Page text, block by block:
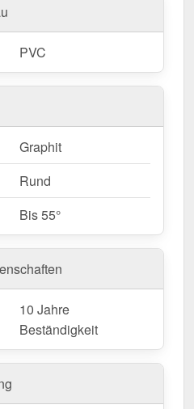
PVC
Graphit
Rund
Bis 55°
10 Jahre
Beständigkeit